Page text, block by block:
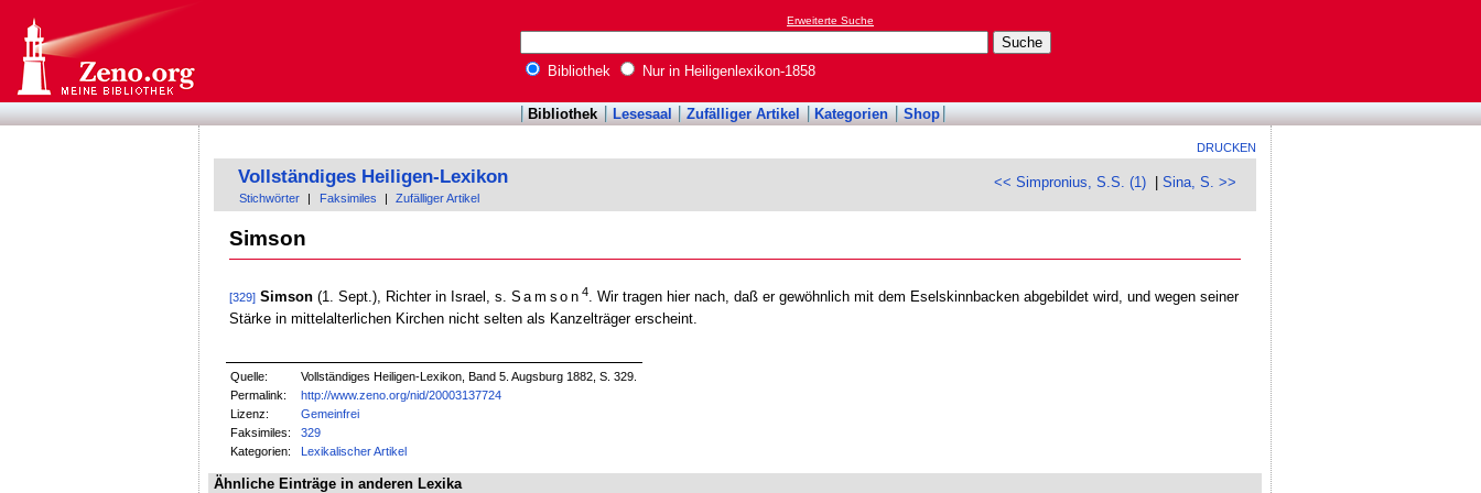
Erweiterte Suche
Bibliothek Nur in Heiligenlexikon-1858
Bibliothek Lesesaal Zufälliger Artikel Kategorien Shop
DRUCKEN
<< Simpronius, S.S. (1) |Sina, S. >>
Vollständiges Heiligen-Lexikon
Stichwörter Faksimiles Zufälliger Artikel
Simson
[329] Simson(1. Sept.), Richter in Israel, s. Samson 4. Wir tragen hier nach, daß er gewöhnlich mit dem Eselskinnbacken abgebildet wird, und wegen seiner
Stärke in mittelalterlichen Kirchen nicht selten als Kanzelträger erscheint.
Quelle:
Vollständiges Heiligen-Lexikon, Band 5. Augsburg 1882, S. 329.
Permalink:
http://www.zeno.org/nid/20003137724
Lizenz:
Gemeinfrei
Faksimiles:
329
Kategorien:
Lexikalischer Artikel
Ähnliche Einträge in anderen Lexika